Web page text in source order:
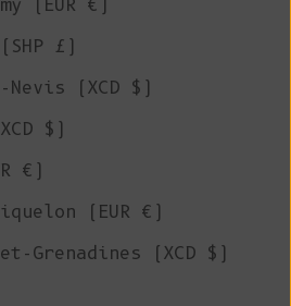
(EUR €)
£)
(XCD $)
$)
€)
(EUR €)
Grenadines (XCD $)